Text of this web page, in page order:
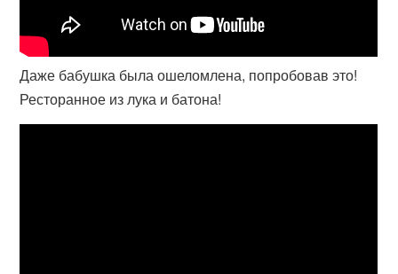
Даже бабушка была ошеломлена, попробовав это!
Ресторанное из лука и батона!